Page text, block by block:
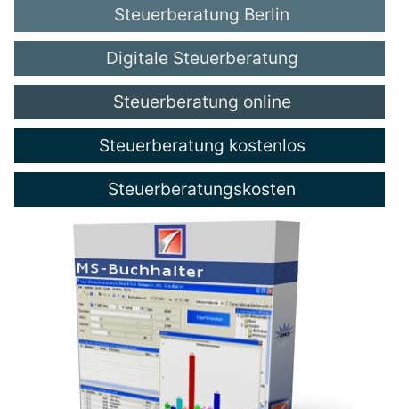
Steuerberatung Berlin
Digitale Steuerberatung
Steuerberatung online
Steuerberatung kostenlos
Steuerberatungskosten